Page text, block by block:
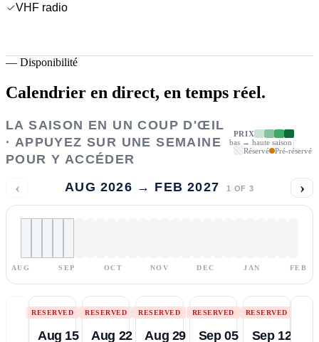
VHF radio
— Disponibilité
Calendrier en direct, en temps réel.
LA SAISON EN UN COUP D'ŒIL
· APPUYEZ SUR UNE SEMAINE
POUR Y ACCÉDER
PRIX
bas → haute saison
Réservé
Pré-réservé
‹ AUG 2026 → FEB 2027 1 OF 3 ›
AUG SEP OCT NOV DEC JAN FEB
RESERVED
Aug 15
RESERVED
Aug 22
RESERVED
Aug 29
RESERVED
Sep 05
RESERVED
Sep 12